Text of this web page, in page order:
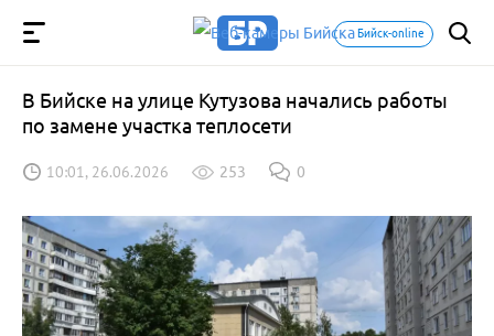
Бийск-online
В Бийске на улице Кутузова начались работы
по замене участка теплосети
10:01, 26.06.2026 253 0